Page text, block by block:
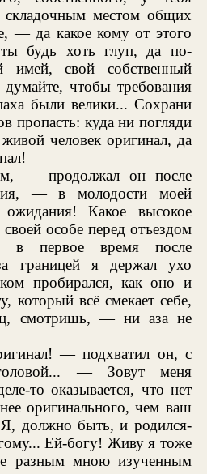
местом общих
— да какое кому от этого
ты будь хоть глуп, да по-
имей, свой собственный
чтобы требования
были велики... Сохрани
пропасть: куда ни погляди
человек оригинал, да
— продолжал он после
— в молодости моей
Какое высокое
особе перед отъездом
первое время после
границей я держал ухо
пробирался, как оно и
который всё смекает себе,
смотришь, — ни аза не
— подхватил он, с
— Зовут меня
то оказывается, что нет
оригинального, чем ваш
должно быть, и родился-
Ей-богу! Живу я тоже
разным мною изученным